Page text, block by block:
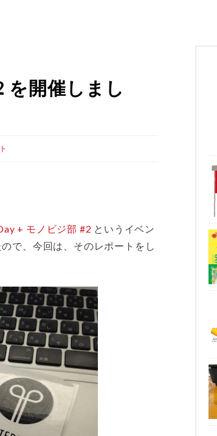
を開催しまし
+ モノビジ部 #2 というイベン
で、今回は、そのレポートをし